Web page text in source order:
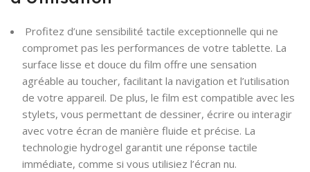
Profitez d’une sensibilité tactile exceptionnelle qui ne
compromet pas les performances de votre tablette. La
surface lisse et douce du film offre une sensation
agréable au toucher, facilitant la navigation et l’utilisation
de votre appareil. De plus, le film est compatible avec les
stylets, vous permettant de dessiner, écrire ou interagir
avec votre écran de manière fluide et précise. La
technologie hydrogel garantit une réponse tactile
immédiate, comme si vous utilisiez l’écran nu.